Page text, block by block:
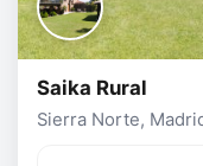
Saika Rural
Sierra Norte,